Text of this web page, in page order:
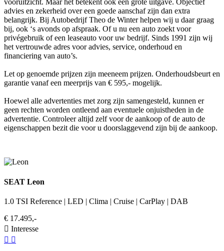
vooruitzicht. Maar het betekent ook een grote uitgave. Objectief
advies en zekerheid over een goede aanschaf zijn dan extra
belangrijk. Bij Autobedrijf Theo de Winter helpen wij u daar graag
bij, ook ‘s avonds op afspraak. Of u nu een auto zoekt voor
privégebruik of een leaseauto voor uw bedrijf. Sinds 1991 zijn wij
het vertrouwde adres voor advies, service, onderhoud en
financiering van auto’s.
Let op genoemde prijzen zijn meeneem prijzen. Onderhoudsbeurt en
garantie vanaf een meerprijs van € 595,- mogelijk.
Hoewel alle advertenties met zorg zijn samengesteld, kunnen er
geen rechten worden ontleend aan eventuele onjuistheden in de
advertentie. Controleer altijd zelf voor de aankoop of de auto de
eigenschappen bezit die voor u doorslaggevend zijn bij de aankoop.
SEAT Leon
1.0 TSI Reference | LED | Clima | Cruise | CarPlay | DAB
€ 17.495,-
Interesse